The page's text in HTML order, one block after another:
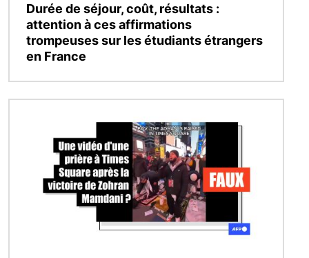
Durée de séjour, coût, résultats :
attention à ces affirmations
trompeuses sur les étudiants étrangers
en France